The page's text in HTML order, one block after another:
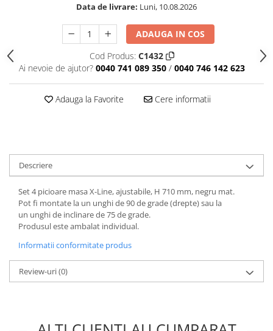
Data de livrare: Luni, 10.08.2026
ADAUGA IN COS
Cod Produs: C1432
Ai nevoie de ajutor? 0040 741 089 350 / 0040 746 142 623
Adauga la Favorite Cere informatii
Descriere
Set 4 picioare masa X-Line, ajustabile, H 710 mm, negru mat.
Pot fi montate la un unghi de 90 de grade (drepte) sau la
un unghi de inclinare de 75 de grade.
Produsul este ambalat individual.
Informatii conformitate produs
Review-uri(0)